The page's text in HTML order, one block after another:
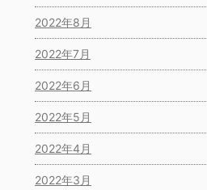
2022年8月
2022年7月
2022年6月
2022年5月
2022年4月
2022年3月